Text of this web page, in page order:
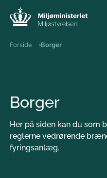
Forside Borger
Borger
Her på siden kan du som
reglerne vedrørende
fyringsanlæg.